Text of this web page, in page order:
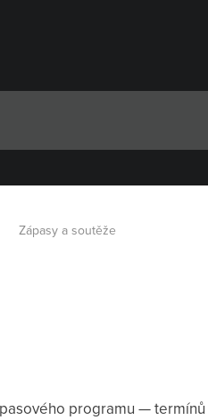
Zápasy a soutěže
programu —